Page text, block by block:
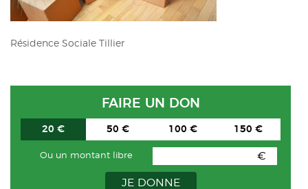
ACTUALITÉS
Résidence Sociale Tillier
FAIRE UN DON
20 € 50 € 100 € 150 €
Ou un montant libre €
JE DONNE